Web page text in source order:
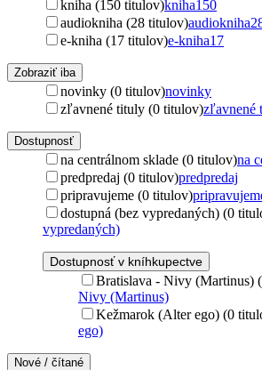
kniha (150 titulov)kniha150
audiokniha (28 titulov)audiokniha
e-kniha (17 titulov)e-kniha17
Zobraziť iba
novinky (0 titulov)novinky
zľavnené tituly (0 titulov)zľavnené
Dostupnosť
na centrálnom sklade (0 titulov)na
predpredaj (0 titulov)predpredaj
pripravujeme (0 titulov)
dostupná (bez vypredaných) (0
vypredaných)
Dostupnosť v kníhkupectve
Bratislava - Nivy (Martinus)
Nivy (Martinus)
Kežmarok (Alter ego) (0
ego)
Nové / čítané